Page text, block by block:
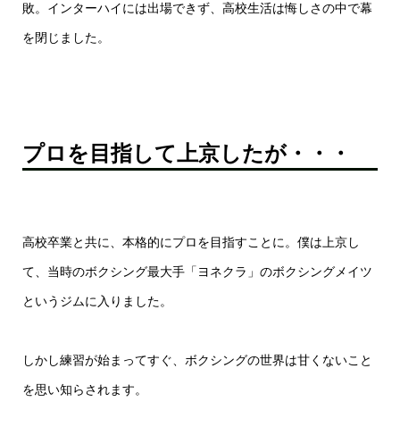
敗。インターハイには出場できず、高校生活は悔しさの中で幕
を閉じました。
プロを目指して上京したが・・・
高校卒業と共に、本格的にプロを目指すことに。僕は上京し
て、当時のボクシング最大手「ヨネクラ」のボクシングメイツ
というジムに入りました。
しかし練習が始まってすぐ、ボクシングの世界は甘くないこと
を思い知らされます。